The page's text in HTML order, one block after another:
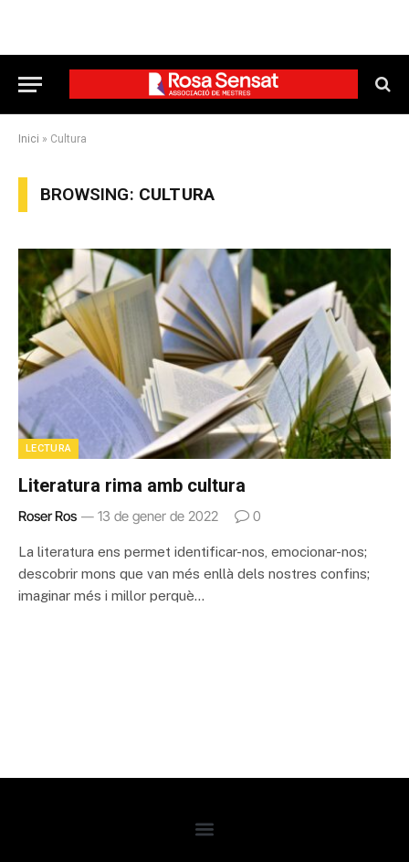
Inici » Cultura
BROWSING: CULTURA
LECTURA
Literatura rima amb cultura
Roser Ros 13 de gener de 2022 0
La literatura ens permet identificar-nos, emocionar-nos;
descobrir mons que van més enllà dels nostres confins;
imaginar més i millor perquè…